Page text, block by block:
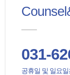
031-
공휴일 및 일요